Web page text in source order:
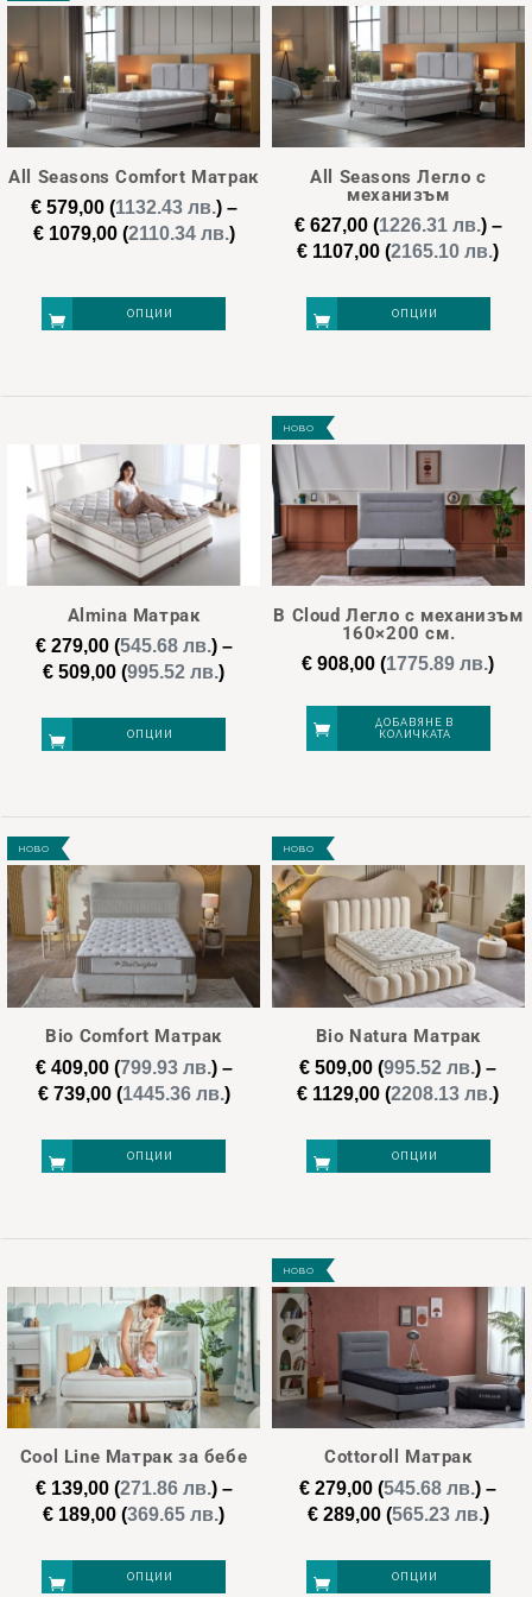
модели легла.
multiple
variants.
The
options
be
chosen
on
product
All Seasons Comfort Матрак
€579,00(1132.43 лв.) –
€1079,00(2110.34 лв.)Price
€ 1079,00
ОПЦИИ
has
multiple
variants.
The
options
chosen
the
All Seasons Легло с
механизъм
€627,00(1226.31 лв.) –
€ 1107,00 (2165.10 лв.)
ОПЦИИ
has
multiple
variants.
The
options
be
chosen
the
Almina Матрак
€279,00(545.68 лв.) –
€ 509,00 (995.52 лв.)Price
€ 279,00
through
ОПЦИИ
has
multiple
variants.
The
options
chosen
the
НОВО
B Cloud Легло с механизъм
160×200 см.
€ 908,00 (1775.89 лв.)
ДОБАВЯНЕ В
КОЛИЧКАТА
НОВО
Bio Comfort Матрак
€409,00(799.93 лв.) –
€739,00(1445.36 лв.)Price
ОПЦИИ
multiple
variants.
The
options
be
chosen
the
НОВО
Bio Natura Матрак
€ 509,00 (995.52 лв.) –
€ 1129,00 (2208.13 лв.)
ОПЦИИ
multiple
variants.
The
options
chosen
the
Cool Line Матрак за бебе
€139,00(271.86 лв.) –
€ 189,00 (369.65 лв.)Price
€ 139,00
through
ОПЦИИ
НОВО
Cottoroll Матрак
€ 279,00 (545.68 лв.) –
€289,00(565.23 лв.)
€
ОПЦИИ